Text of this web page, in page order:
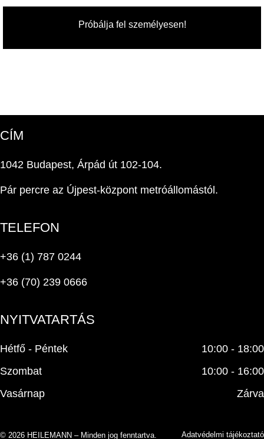
Próbálja fel személyesen!
CÍM
1042 Budapest, Árpád út 102-104.
Pár percre az Újpest-központ metróállomástól.
TELEFON
+36 (1) 787 0244
+36 (70) 239 0666
NYITVATARTÁS
Hétfő - Péntek
10:00 - 18:00
Szombat
10:00 - 16:00
Vasárnap
Zárva
© 2026 HEILEMANN – Minden jog fenntartva. Adatvédelmi tájékoztató